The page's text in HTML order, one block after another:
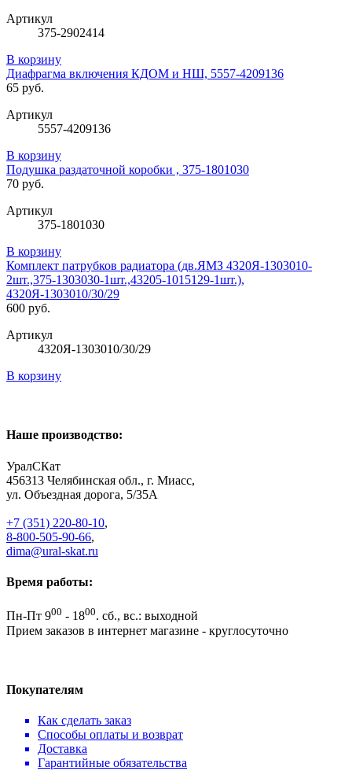
Артикул
375-2902414
В корзину
Диафрагма включения КДОМ и НШ, 5557-4209136
65 руб.
Артикул
5557-4209136
В корзину
Подушка раздаточной коробки , 375-1801030
70 руб.
Артикул
375-1801030
В корзину
Комплект патрубков радиатора (дв.ЯМЗ 4320Я-1303010-
2шт.,375-1303030-1шт.,43205-1015129-1шт.),
4320Я-1303010/30/29
600 руб.
Артикул
4320Я-1303010/30/29
В корзину
Наше производство:
УралСКат
456313 Челябинская обл., г. Миасс,
ул. Объездная дорога, 5/35А
+7 (351) 220-80-10,
8-800-505-90-66,
dima@ural-skat.ru
Время работы:
Пн-Пт 900 - 1800. сб., вс.: выходной
Прием заказов в интернет магазине - круглосуточно
Покупателям
Как сделать заказ
Способы оплаты и возврат
Доставка
Гарантийные обязательства